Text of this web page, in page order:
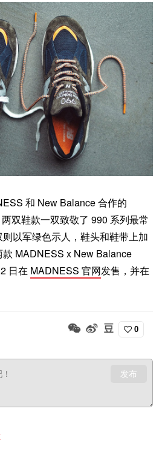
和 New Balance 合作的
双鞋款一双致敬了 990 系列最常
以军绿色示人，鞋头和鞋带上加
MADNESS x New Balance
日在 MADNESS 官网发售，并在
0
发布